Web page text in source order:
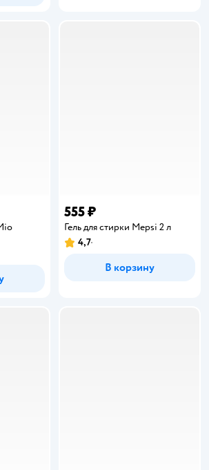
555 ₽
Гель для стирки Mepsi 2 л
Рейтинг:
4,7
В корзину